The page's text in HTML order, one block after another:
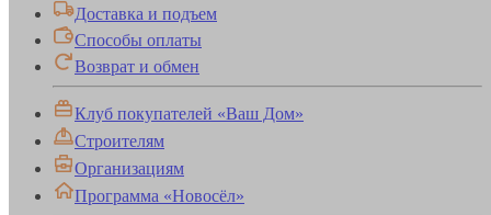
Доставка и подъем
Способы оплаты
Возврат и обмен
Клуб покупателей «Ваш Дом»
Строителям
Организациям
Программа «Новосёл»